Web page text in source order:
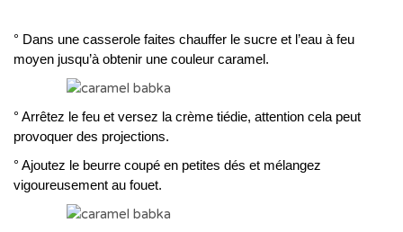
° Dans une casserole faites chauffer le sucre et l’eau à feu
moyen jusqu’à obtenir une couleur caramel.
° Arrêtez le feu et versez la crème tiédie, attention cela peut
provoquer des projections.
° Ajoutez le beurre coupé en petites dés et mélangez
vigoureusement au fouet.